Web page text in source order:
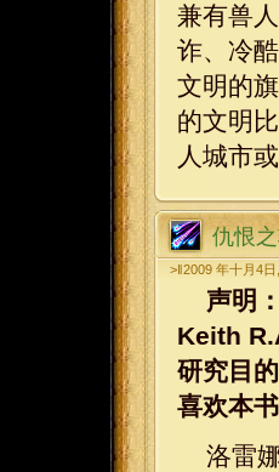
兼有兽
诈、冷
文明的
的文明
人城市
仇恨
>‖2009 年十月4
声明
Keith
研究目
喜欢本
洛雷